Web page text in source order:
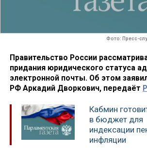
Фото: Пресс-
Правительство России
придания юридического статуса
электронной почты. Об этом
РФ Аркадий Дворкович, передаёт
Кабмин
в бюджет для
индексации
инфляции